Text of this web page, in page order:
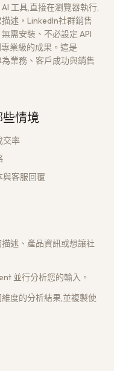
工具,直接在瀏覽器執行,
述，LinkedIn社群銷售
需安裝、不必設定 API
業級的成果。這是
業務、客戶成功與銷售
情境
交率
與客服回覆
述、產品資訊或想讓社
並行分析您的輸入。
度的分析結果,並複製使